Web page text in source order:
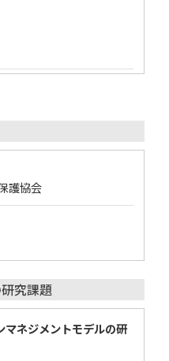
護協会
究課題
ネジメントモデルの研